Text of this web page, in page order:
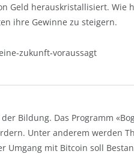
Geld herauskristallisiert. Wie
ihre Gewinne zu steigern.
zukunft-voraussagt
Bildung. Das Programm
Unter anderem werden
Umgang mit Bitcoin soll